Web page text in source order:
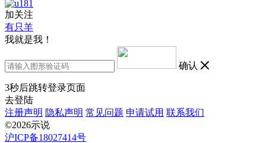
加关注
有只羊
我就是我！
确认
3秒后跳转登录页面
去登陆
注册声明 隐私声明 常见问题 申请试用 联系我们
©2026示说
沪ICP备18027414号